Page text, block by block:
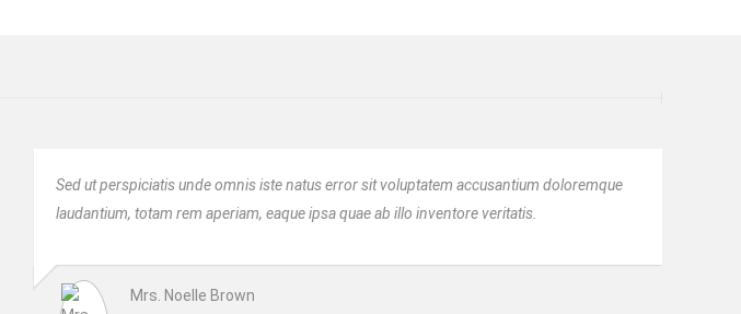
Sed ut perspiciatis unde omnis iste natus error sit voluptatem accusantium doloremque
laudantium, totam rem aperiam, eaque ipsa quae ab illo inventore veritatis.
Mrs. Noelle Brown